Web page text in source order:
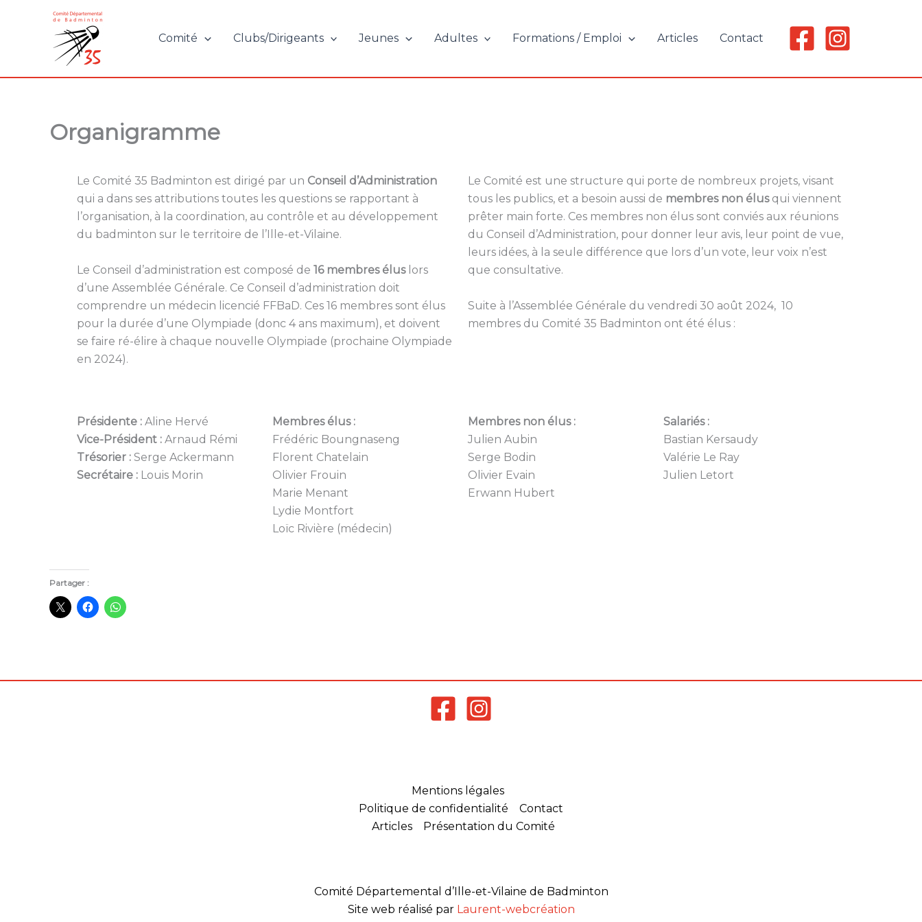
Comité Clubs/Dirigeants Jeunes Adultes Formations / Emploi Articles Contact
Organigramme
Le Comité 35 Badminton est dirigé par un Conseil d’Administration
qui a dans ses attributions toutes les questions se rapportant à
l’organisation, à la coordination, au contrôle et au développement
du badminton sur le territoire de l’Ille-et-Vilaine.
Le Conseil d’administration est composé de 16 membres éluslors
d’une Assemblée Générale. Ce Conseil d’administration doit
comprendre un médecin licencié FFBaD. Ces 16 membres sont élus
pour la durée d’une Olympiade (donc 4 ans maximum), et doivent
se faire ré-élire à chaque nouvelle Olympiade (prochaine Olympiade
en 2024).
Le Comité est une structure qui porte de nombreux projets, visant
tous les publics, et a besoin aussi de membres non élusqui viennent
prêter main forte. Ces membres non élus sont conviés aux réunions
du Conseil d’Administration, pour donner leur avis, leur point de vue,
leurs idées, à la seule différence que lors d’un vote, leur voix n’est
que consultative.
Suite à l’Assemblée Générale du vendredi 30 août 2024, 10
membres du Comité 35 Badminton ont été élus :
Présidente : Aline Hervé
Vice-Président : Arnaud Rémi
Trésorier : Serge Ackermann
Secrétaire : Louis Morin
Membres élus :
Frédéric Boungnaseng
Florent Chatelain
Olivier Frouin
Marie Menant
Lydie Montfort
Loïc Rivière (médecin)
Membres non élus :
Julien Aubin
Serge Bodin
Olivier Evain
Erwann Hubert
Salariés :
Bastian Kersaudy
Valérie Le Ray
Julien Letort
Partager :
Mentions légales
Politique de confidentialité
Contact
Articles
Présentation du Comité
Comité Départemental d’Ille-et-Vilaine de Badminton
Site web réalisé par Laurent-webcréation